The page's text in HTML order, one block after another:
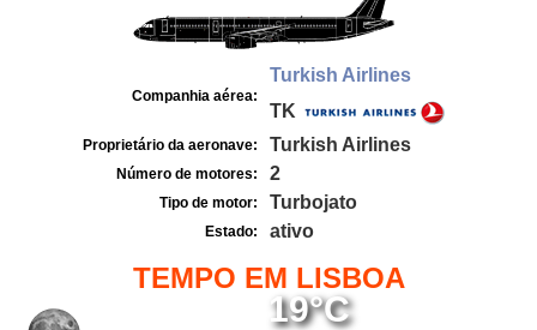
Companhia aérea:
Turkish Airlines
TK
Proprietário da aeronave: Turkish Airlines
Número de motores: 2
Tipo de motor: Turbojato
Estado: ativo
TEMPO EM LISBOA
19°C